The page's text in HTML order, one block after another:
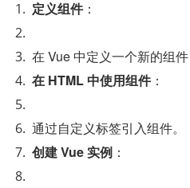
定义组件：
在 Vue 中定义一个新的组件
在 HTML 中使用组件：
通过自定义标签引入组件。
创建 Vue 实例 ：